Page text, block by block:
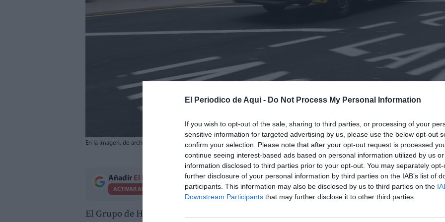
El Periodico de Aqui - Do Not Process My Personal Information
If you wish to opt-out of the sale, sharing to third parties, or processing of your
sensitive information for targeted advertising by us, please use the below opt-out
confirm your selection. Please note that after your opt-out request is processed
continue seeing interest-based ads based on personal information utilized by us
information disclosed to third parties prior to your opt-out. You may separately
further disclosure of your personal information by third parties on the IAB’s list of
participants. This information may also be disclosed by us to third parties on the
Downstream Participants that may further disclose it to other third parties.
En la imagen, de archivo, una ambulancia llega al Hospital Clínico de València.//EFE/Kai Försterling
Añadir El Periodico de Aquícomo fuente preferida de Google de forma gratuita.
ACTIVAR AHORA
El Grupo de Homicidios de la